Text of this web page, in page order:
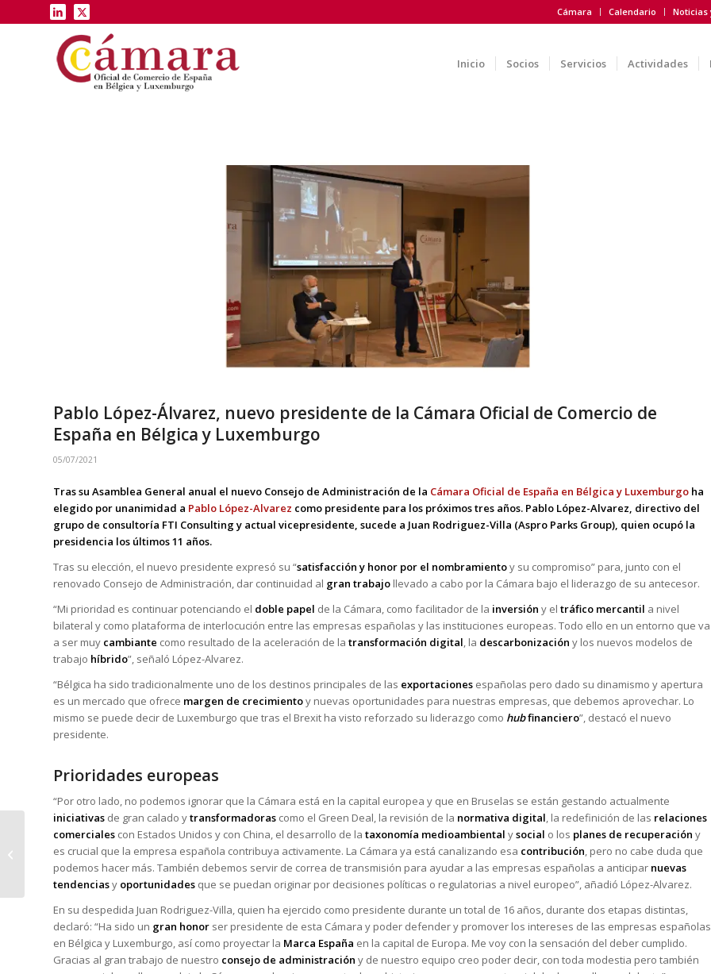
Cámara Calendario Noticias
Inicio Socios Servicios Actividades
Pablo López-Álvarez, nuevo presidente de la Cámara Oficial de Comercio de
España en Bélgica y Luxemburgo
05/07/2021
Tras su Asamblea General anual el nuevo Consejo de Administración de la Cámara Oficial de España en Bélgica y Luxemburgo ha
elegido por unanimidad a Pablo López-Alvarez como presidente para los próximos tres años. Pablo López-Alvarez, directivo del
grupo de consultoría FTI Consulting y actual vicepresidente, sucede a Juan Rodriguez-Villa (Aspro Parks Group), quien ocupó la
presidencia los últimos 11 años.
Tras su elección, el nuevo presidente expresó su “satisfacción y honor por el nombramientoy su compromiso” para, junto con el
renovado Consejo de Administración, dar continuidad al gran trabajo llevado a cabo por la Cámara bajo el liderazgo de su antecesor.
“Mi prioridad es continuar potenciando el doble papel de la Cámara, como facilitador de la inversión y el tráfico mercantil a nivel
bilateral y como plataforma de interlocución entre las empresas españolas y las instituciones europeas. Todo ello en un entorno que va
a ser muy cambiante como resultado de la aceleración de la transformación digital, la descarbonización y los nuevos modelos de
trabajo híbrido”, señaló López-Alvarez.
“Bélgica ha sido tradicionalmente uno de los destinos principales de las exportaciones españolas pero dado su dinamismo y apertura
es un mercado que ofrece margen de crecimientoy nuevas oportunidades para nuestras empresas, que debemos aprovechar. Lo
mismo se puede decir de Luxemburgo que tras el Brexit ha visto reforzado su liderazgo como hubfinanciero”, destacó el nuevo
presidente.
Prioridades europeas
“Por otro lado, no podemos ignorar que la Cámara está en la capital europea y que en Bruselas se están gestando actualmente
iniciativas de gran calado ytransformadoras como el Green Deal, la revisión de la normativa digital, la redefinición de las relaciones
comerciales con Estados Unidos y con China, el desarrollo de la taxonomía medioambiental ysocial o los planes de recuperación y
es crucial que la empresa española contribuya activamente. La Cámara ya está canalizando esa contribución, pero no cabe duda que
podemos hacer más. También debemos servir de correa de transmisión para ayudar a las empresas españolas a anticipar nuevas
tendenciasy oportunidades que se puedan originar por decisiones políticas o regulatorias a nivel europeo”, añadió López-Alvarez.
En su despedida Juan Rodriguez-Villa, quien ha ejercido como presidente durante un total de 16 años, durante dos etapas distintas,
declaró: “Ha sido un gran honor ser presidente de esta Cámara y poder defender y promover los intereses de las empresas españolas
en Bélgica y Luxemburgo, así como proyectar la Marca España en la capital de Europa. Me voy con la sensación del deber cumplido.
Gracias al gran trabajo de nuestro consejo de administración y de nuestro equipo creo poder decir, con toda modestia pero también
Entrevista a Jaume Puigdefabregas
y Pedro Fecha, From de Roots